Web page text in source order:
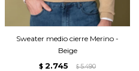
Sweater medio cierre Merino -
Beige
$ 2.745 $ 5.490